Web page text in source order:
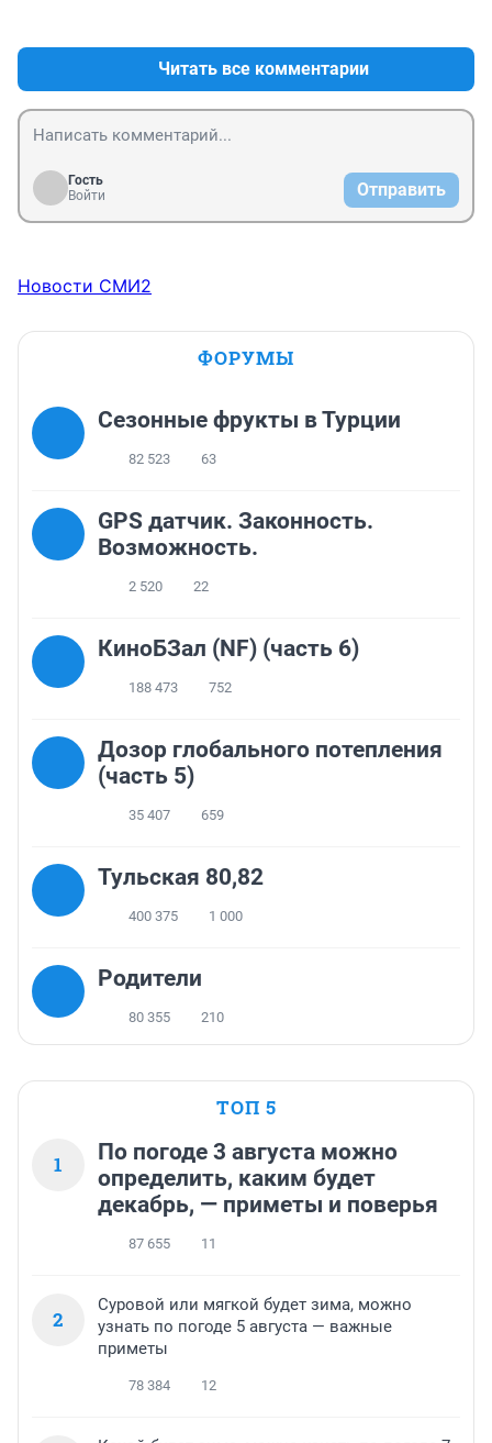
Читать все комментарии
Гость
Войти
Отправить
Новости СМИ2
ФОРУМЫ
Сезонные фрукты в Турции
82 523 63
GPS датчик. Законность.
Возможность.
2 520 22
КиноБЗал (NF) (часть 6)
188 473 752
Дозор глобального потепления
(часть 5)
35 407 659
Тульская 80,82
400 375 1 000
Родители
80 355 210
ТОП 5
1
По погоде 3 августа можно
определить, каким будет
декабрь, — приметы и поверья
87 655 11
2
Суровой или мягкой будет зима, можно
узнать по погоде 5 августа — важные
приметы
78 384 12